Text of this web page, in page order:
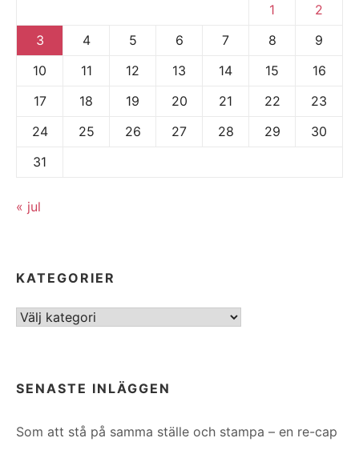
1
2
3
4 5 6 7 8
9
10
11 12 13 14 15
16
17
18 19 20 21 22
23
24
25 26 27 28 29
30
31
« jul
KATEGORIER
Kategorier
SENASTE INLÄGGEN
Som att stå på samma ställe och stampa – en re-cap